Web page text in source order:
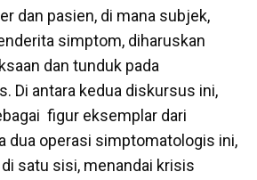
dan pasien, di mana subjek,
simptom, diharuskan
dan tunduk pada
Di antara kedua diskursus ini,
figur eksemplar dari
dua operasi simptomatologis ini,
satu sisi, menandai krisis